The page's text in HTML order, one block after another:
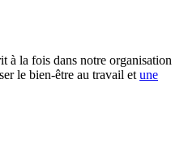
à la fois dans notre organisation
le bien-être au travail et une